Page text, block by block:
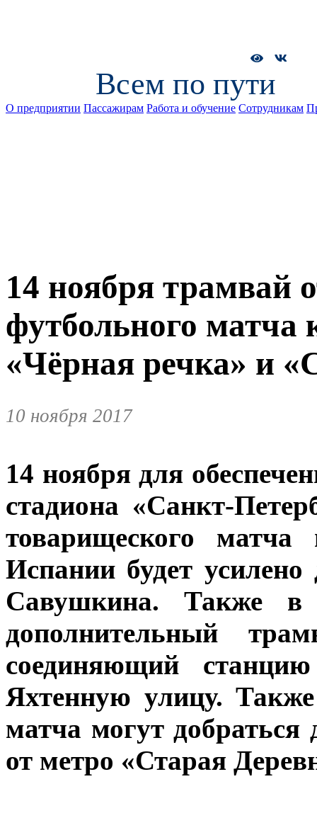
Всем по пути
О предприятии Пассажирам Работа и обучение Сотрудникам
14 ноября трамвай
футбольного матча
«Чёрная речка» и
10 ноября 2017
14 ноября для
стадиона «Санкт-
товарищеского
Испании будет
Савушкина. Также в
дополнительный
соединяющий
Яхтенную улицу.
матча могут
от метро «Старая